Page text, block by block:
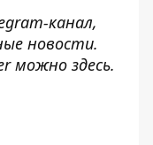
канал,
новости.
можно здесь.